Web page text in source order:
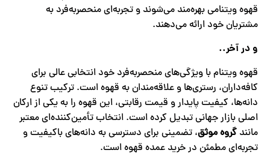
قهوه ویتنامی بهره‌مند می‌‎شوند و تجربه‌ای منحصربه‌فرد به
مشتریان خود ارائه می‌دهند.
و در آخر..
قهوه ویتنام با ویژگی‌های منحصربه‌فرد خود انتخابی عالی برای
کافه‌داران، رستری‌ها و علاقه‌مندان به قهوه است. ترکیب تنوع
دانه‌ها، کیفیت پایدار و قیمت رقابتی، این قهوه را به یکی از ارکان
اصلی بازار جهانی تبدیل کرده است. انتخاب تأمین‌کننده‌ای معتبر
مانندگروه موثق، تضمینی برای دسترسی به دانه‌های باکیفیت و
تجربه‌ای مطمئن در خرید عمده قهوه است.